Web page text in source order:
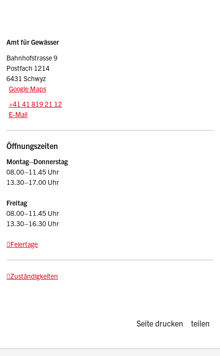
Sidebar
Adresse
Amt für Gewässer
Bahnhofstrasse 9
Postfach 1214
6431 Schwyz
Google Maps
Tel.:
+41 41 819 21 12
E-Mail: afg
E-Mail
Öffnungszeiten
Montag–Donnerstag
08.00–11.45 Uhr
13.30–17.00 Uhr
Freitag
08.00–11.45 Uhr
13.30–16.30 Uhr
Feiertage
Zuständigkeiten
Diese Seite
Seite drucken teilen